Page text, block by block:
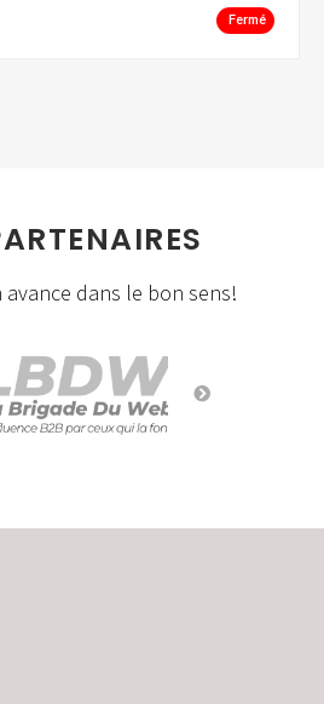
Fermé
avance dans le bon sens!